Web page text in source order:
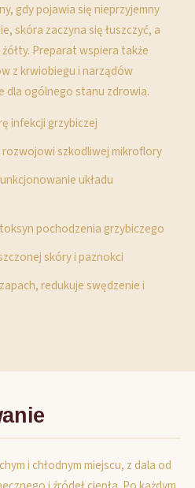
gdy pojawia się nieprzyjemny
skóra zaczyna się łuszczyć, a
Preparat wspiera także
z krwiobiegu i narządów
dla ogólnego stanu zdrowia.
infekcji grzybiczej
rozwojowi szkodliwej mikroflory
układu
pochodzenia grzybiczego
skóry i paznokci
redukuje swędzenie i
i chłodnym miejscu, z dala od